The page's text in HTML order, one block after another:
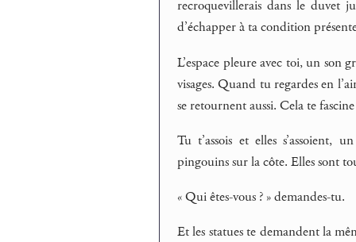
recroquevillerais dans le duvet
d’échapper à ta condition
L’espace pleure avec toi, un son
visages. Quand tu regardes en
se retournent aussi. Cela te
Tu t’assois et elles
pingouins sur la côte. Elles sont
« Qui êtes-vous ? » demandes-tu.
Et les statues te demandent la